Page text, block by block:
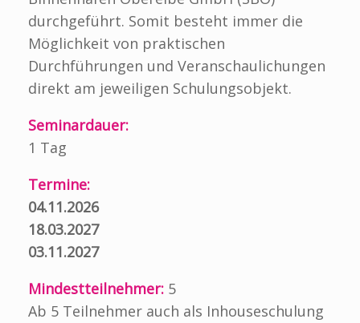
durchgeführt. Somit besteht immer die
Möglichkeit von praktischen
Durchführungen und Veranschaulichungen
direkt am jeweiligen Schulungsobjekt.
Seminardauer:
1 Tag
Termine:
04.11.2026
18.03.2027
03.11.2027
Mindestteilnehmer: 5
Ab 5 Teilnehmer auch als Inhouseschulung